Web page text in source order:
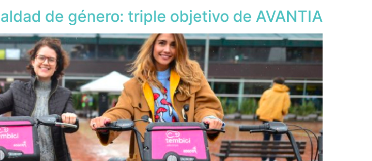
de género: triple objetivo de AVANTIA